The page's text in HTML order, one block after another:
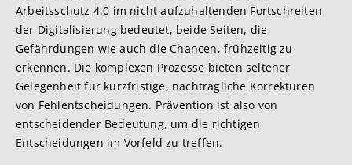
Arbeitsschutz 4.0 im nicht aufzuhaltenden Fortschreiten
der Digitalisierung bedeutet, beide Seiten, die
Gefährdungen wie auch die Chancen, frühzeitig zu
erkennen. Die komplexen Prozesse bieten seltener
Gelegenheit für kurzfristige, nachträgliche Korrekturen
von Fehlentscheidungen. Prävention ist also von
entscheidender Bedeutung, um die richtigen
Entscheidungen im Vorfeld zu treffen.